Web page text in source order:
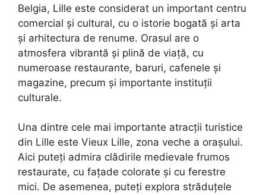
Belgia, Lille este considerat un important centru
comercial și cultural, cu o istorie bogată și arta
și arhitectura de renume. Orasul are o
atmosfera vibrantă și plină de viață, cu
numeroase restaurante, baruri, cafenele și
magazine, precum și importante instituții
culturale.
Una dintre cele mai importante atracții turistice
din Lille este Vieux Lille, zona veche a orașului.
Aici puteți admira clădirile medievale frumos
restaurate, cu fațade colorate și cu ferestre
mici. De asemenea, puteți explora străduțele